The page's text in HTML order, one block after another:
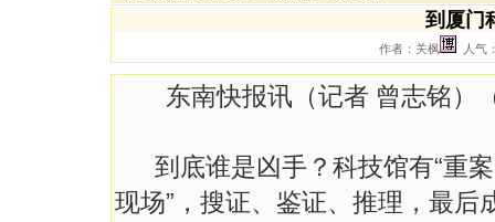
到厦门
作者：关枫 人气
东南快报讯（记者 曾志铭）
到底谁是凶手？科技馆有“重案
现场”，搜证、鉴证、推理，最